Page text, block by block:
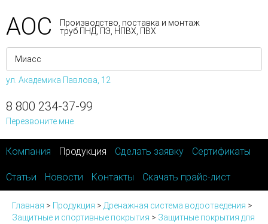
АОС
Производство, поставка и монтаж
труб ПНД, ПЭ, НПВХ, ПВХ
ул. Академика Павлова, 12
8 800 234-37-99
Перезвоните мне
Компания Продукция Сделать заявку Сертификаты
Статьи Новости Контакты Скачать прайс-лист
Главная > Продукция > Дренажная система водоотведения >
Защитные и спортивные покрытия > Защитные покрытия для